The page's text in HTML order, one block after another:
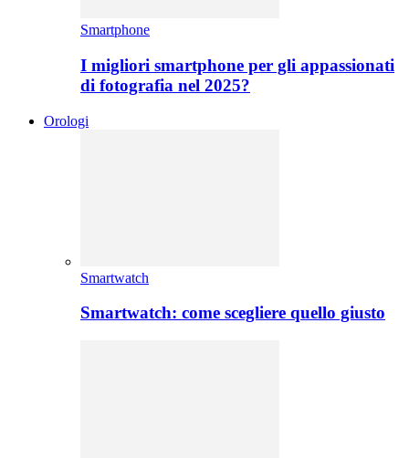
Smartphone
I migliori smartphone per gli appassionati
di fotografia nel 2025?
Orologi
Smartwatch
Smartwatch: come scegliere quello giusto